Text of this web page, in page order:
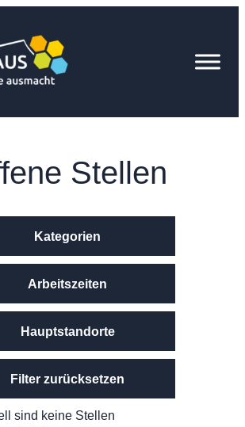
Stellen
Kategorien
Arbeitszeiten
Hauptstandorte
Filter zurücksetzen
sind keine Stellen